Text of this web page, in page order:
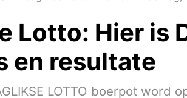
Lotto: Hier is
en resultate
LOTTO boerpot word